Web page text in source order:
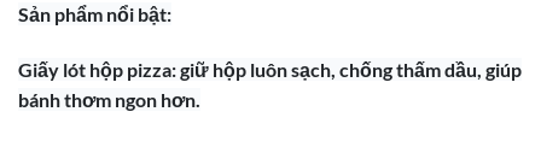
Sản phẩm nổi bật:
Giấy lót hộp pizza: giữ hộp luôn sạch, chống thấm dầu, giúp
bánh thơm ngon hơn.